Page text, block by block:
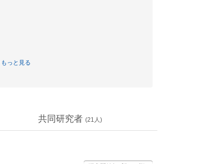
もっと見る
共同研究者 (21 人)